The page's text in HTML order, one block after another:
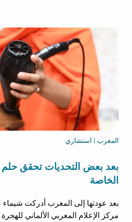
المغرب | استشاري
بعد بعض التحديات تحقق حلم
الخاصة
بعد عودتها إلى المغرب أدركت شيماء
مركز الإعلام المغربي الألماني